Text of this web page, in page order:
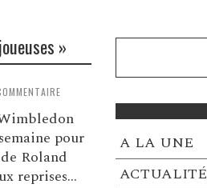
»
pour
Roland
reprises...
A LA UNE
ACTUALITÉ